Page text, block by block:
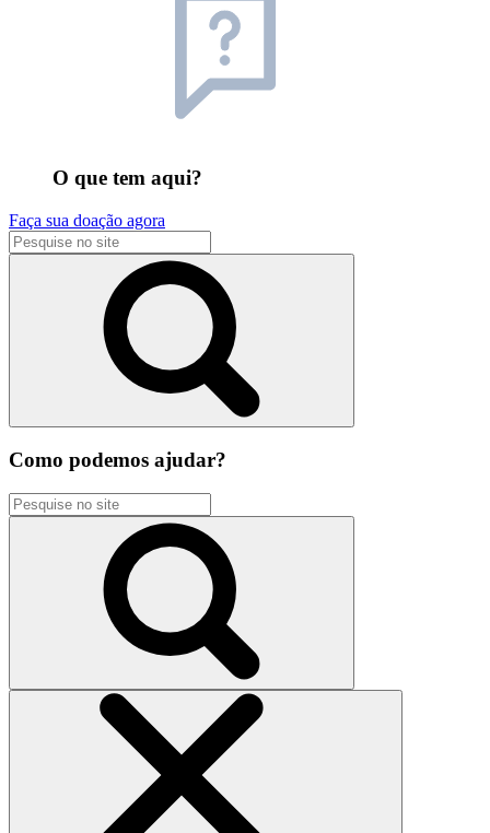
O que tem aqui?
Faça sua doação agora
Como podemos ajudar?